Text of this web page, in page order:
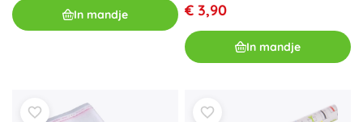
In mandje € 3,90
In mandje